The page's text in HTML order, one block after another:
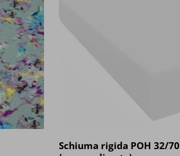
Schiuma rigida POH 32/70